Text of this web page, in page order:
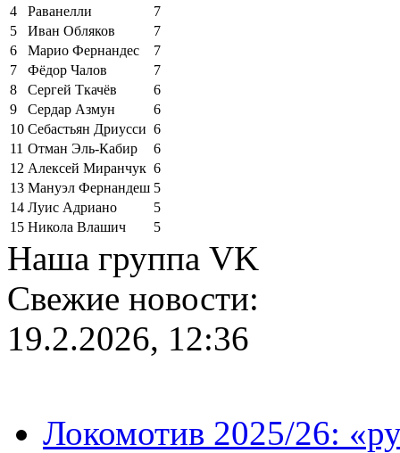
4
Раванелли
7
5
Иван Обляков
7
6
Марио Фернандес
7
7
Фёдор Чалов
7
8
Сергей Ткачёв
6
9
Сердар Азмун
6
10 Себастьян Дриусси 6
11 Отман Эль-Кабир
6
12 Алексей Миранчук 6
13 Мануэл Фернандеш 5
14 Луис Адриано
5
15 Никола Влашич 5
Наша группа VK
Свежие новости:
19.2.2026, 12:36
Локомотив 2025/26: